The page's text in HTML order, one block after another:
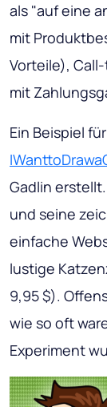
als "auf eine
mit
Vorteile),
mit
Ein Beispiel
Gadlin
und seine
einfache
lustige
9,95 $).
wie so oft
Experiment